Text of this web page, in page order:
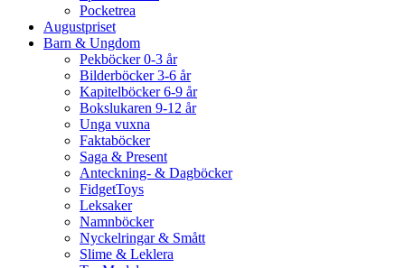
Pocketrea
Augustpriset
Barn & Ungdom
Pekböcker 0-3 år
Bilderböcker 3-6 år
Kapitelböcker 6-9 år
Bokslukaren 9-12 år
Unga vuxna
Faktaböcker
Saga & Present
Anteckning- & Dagböcker
FidgetToys
Leksaker
Namnböcker
Nyckelringar & Smått
Slime & Leklera